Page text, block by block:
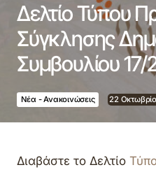
Δελτίο Τύπου
Σύγκλησης
Συμβουλίου
Νέα - Ανακοινώσεις 22
Διαβάστε το Δελτίο